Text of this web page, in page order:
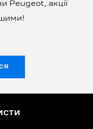
Peugeot, акції